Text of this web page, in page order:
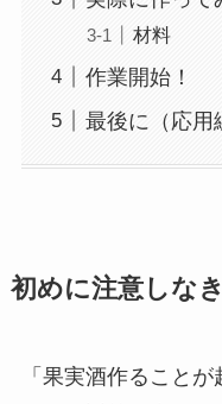
材料
作業開始！
最後に（応用
初めに注意しな
「果実酒作ること